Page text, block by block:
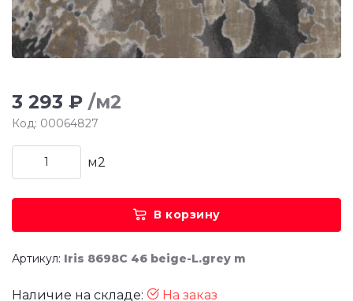
3 293 ₽ /м2
Код: 00064827
м2
В корзину
Артикул: Iris 8698C 46 beige-L.grey m
Наличие на складе: На заказ